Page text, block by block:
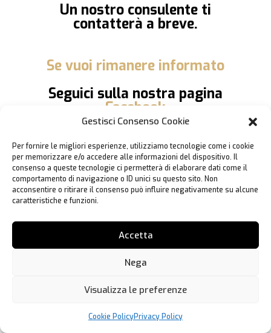
Gestisci Consenso Cookie
Per fornire le migliori esperienze, utilizziamo tecnologie come i cookie
per memorizzare e/o accedere alle informazioni del dispositivo. Il
consenso a queste tecnologie ci permetterà di elaborare dati come il
comportamento di navigazione o ID unici su questo sito. Non
acconsentire o ritirare il consenso può influire negativamente su alcune
caratteristiche e funzioni.
Accetta
Nega
Visualizza le preferenze
Cookie PolicyPrivacy Policy
Un nostro consulente ti
contatterà a breve.
Se vuoi rimanere informato
Seguici sulla nostra pagina
Facebook